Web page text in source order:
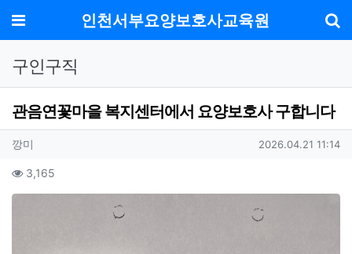
메뉴 인천서부요양보호사교육원
구인구직
관음연꽃마을 복지센터에서 요양보호사 구합니다
작성자 정보
깡미 작성일
2026.04.21 11:14
컨텐츠 정보
3,165